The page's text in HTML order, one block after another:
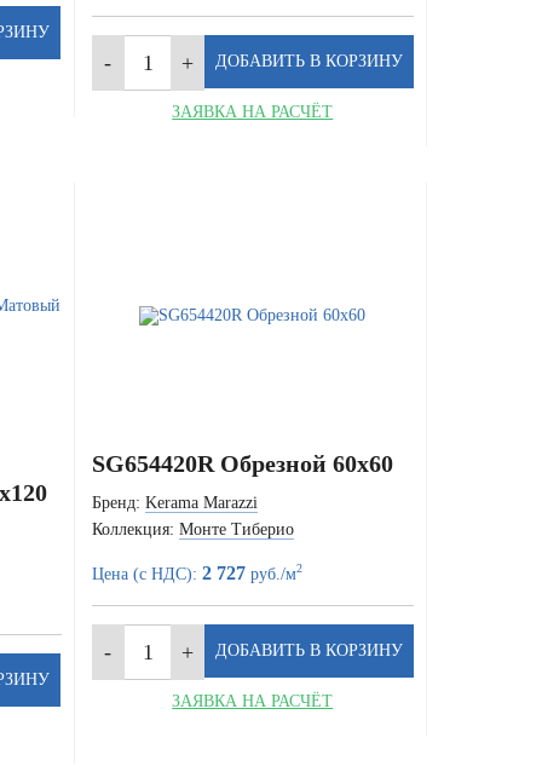
ЗАЯВКА НА РАСЧЁТ
SG654420R Обрезной 60x60
Бренд: Kerama Marazzi
Коллекция: Монте Тиберио
Цена (с НДС): 2 727руб./м2
ЗАЯВКА НА РАСЧЁТ